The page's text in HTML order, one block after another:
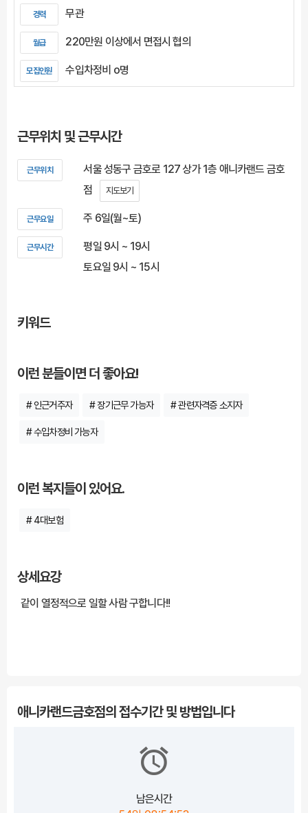
경력 무관
월급 220만원 이상에서 면접시 협의
모집인원 수입차정비 o명
근무위치 및 근무시간
근무위치
서울 성동구 금호로 127 상가 1층 애니카랜드 금호
점
지도보기
근무요일 주 6일(월~토)
근무시간
평일 9시 ~ 19시
토요일 9시 ~ 15시
키워드
이런 분들이면 더 좋아요!
# 인근거주자 # 장기근무 가능자 # 관련자격증 소지자
# 수입차정비 가능자
이런 복지들이 있어요.
# 4대보험
상세요강
같이 열정적으로 일할 사람 구합니다!!
애니카랜드금호점의 접수기간 및 방법입니다
남은시간